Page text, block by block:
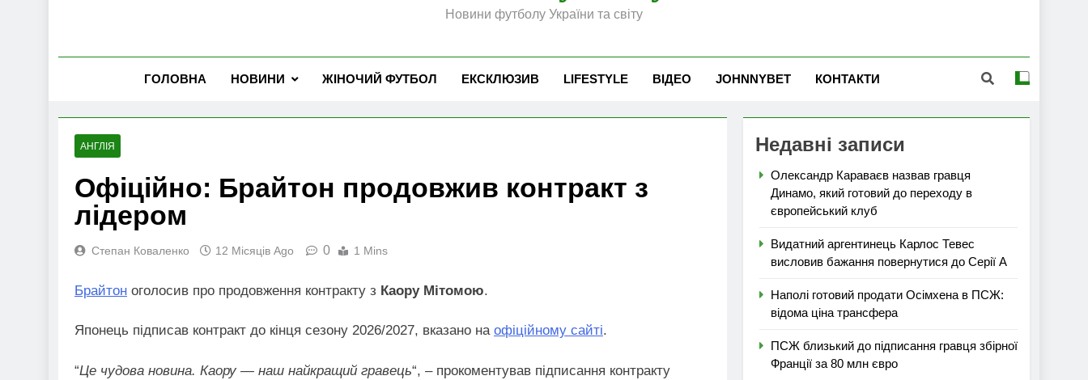
Новини футболу України та світу
ГОЛОВНА НОВИНИ ЖІНОЧИЙ ФУТБОЛ ЕКСКЛЮЗИВ LIFESTYLE ВІДЕО JOHNNYBET КОНТАКТИ
АНГЛІЯ
Офіційно: Брайтон продовжив контракт з
лідером
Степан Коваленко 12 Місяців Ago 0 1 Mins
Брайтон оголосив про продовження контракту з Каору Мітомою.
Японець підписав контракт до кінця сезону 2026/2027, вказано на офіційному сайті.
“Це чудова новина. Каору — наш найкращий гравець“, – прокоментував підписання контракту
Недавні записи
Олександр Караваєв назвав гравця
Динамо, який готовий до переходу в
європейський клуб
Видатний аргентинець Карлос Тевес
висловив бажання повернутися до Серії А
Наполі готовий продати Осімхена в ПСЖ:
відома ціна трансфера
ПСЖ близький до підписання гравця збірної
Франції за 80 млн євро